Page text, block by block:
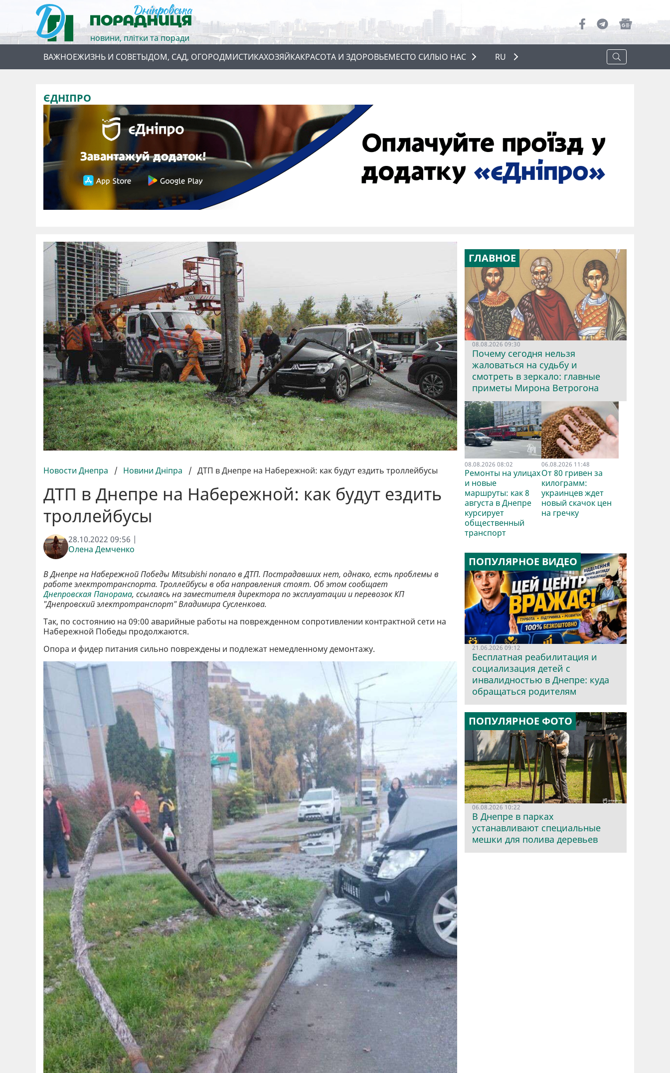
новини, плітки та поради
ВАЖНОЕЖИЗНЬ И СОВЕТЫДОМ, САД, ОГОРОДМИСТИКАХОЗЯЙКАКРАСОТА И ЗДОРОВЬЕМЕСТО СИЛЫО НАС
О НАС
RU
ЄДНІПРО
Новости Днепра / Новини Дніпра / ДТП в Днепре на Набережной: как будут ездить троллейбусы
ДТП в Днепре на Набережной: как будут ездить
троллейбусы
28.10.2022 09:56 |
Олена Демченко
В Днепре на Набережной Победы Mitsubishi попало в ДТП. Пострадавших нет, однако, есть проблемы в
работе электротранспорта. Троллейбусы в оба направления стоят. Об этом сообщает
Днепровская Панорама, ссылаясь на заместителя директора по эксплуатации и перевозок КП
"Днепровский электротранспорт" Владимира Сусленкова.
Так, по состоянию на 09:00 аварийные работы на поврежденном сопротивлении контрактной сети на
Набережной Победы продолжаются.
Опора и фидер питания сильно повреждены и подлежат немедленному демонтажу.
ГЛАВНОЕ
08.08.2026 09:30
Почему сегодня нельзя
жаловаться на судьбу и
смотреть в зеркало: главные
приметы Мирона Ветрогона
08.08.2026 08:02
Ремонты на улицах
и новые
маршруты: как 8
августа в Днепре
курсирует
общественный
транспорт
06.08.2026 11:48
От 80 гривен за
килограмм:
украинцев ждет
новый скачок цен
на гречку
ПОПУЛЯРНОЕ ВИДЕО
21.06.2026 09:12
Бесплатная реабилитация и
социализация детей с
инвалидностью в Днепре: куда
обращаться родителям
ПОПУЛЯРНОЕ ФОТО
06.08.2026 10:22
В Днепре в парках
устанавливают специальные
мешки для полива деревьев